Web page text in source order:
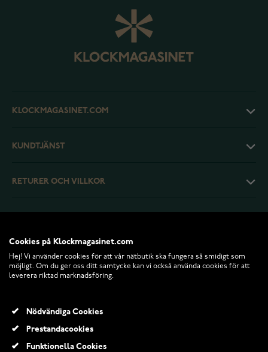
KLOCKMAGASINET.COM
KUNDTJÄNST
RETURER OCH VILLKOR
Cookies på Klockmagasinet.com
Hej! Vi använder cookies för att vår nätbutik ska fungera så smidigt som
möjligt. Om du ger oss ditt samtycke kan vi också använda cookies för att
leverera riktad marknadsföring.
Nödvändiga Cookies
Prestandacookies
Funktionella Cookies